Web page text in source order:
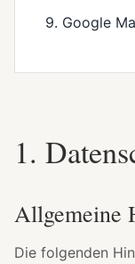
9. Google
1.
Allgemeine
Die folgenden